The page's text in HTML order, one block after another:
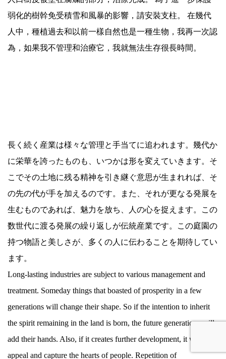
弱化的樹幹免受積雪和風暴的影響，請安裝支柱。 在幾代
人中，種植過去和以前一樣自然也是一種生物，我再一次認
為，如果我不管理和治療它，我就無法生存很長時間。
長く続く産業は様々な管理と手当てに追われます。幾代か
に栄華を誇ったものも、いつかは形を変えていきます。そ
こでその土地に残る精神を引き継ぐ意思が生まれれば、そ
の先の代が手を加えるのです。また、それが更なる発展を
生むものであれば、魅力を放ち、人の心を捉えます。この
数世代に渡る発展の繰り返しが伝統産業です。この庭園の
持つ物語と美しさが、多くの人に伝わることを期待してい
ます。
Long-lasting industries are subject to various management and
treatment. Someday things that boasted of prosperity in a few
generations will change their shape. So if the intention to inherit
the spirit remaining in the land is born, the future generations will
add their hands. Also, if it creates further development, it will
appeal and capture the hearts of people. Repetition of